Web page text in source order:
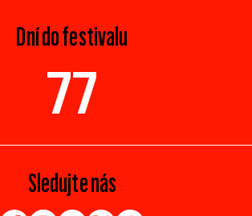
Dní do festivalu
77
Sledujte nás